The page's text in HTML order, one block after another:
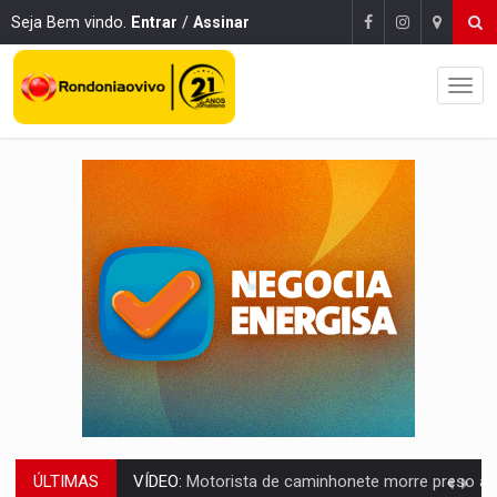
Seja Bem vindo. Entrar / Assinar
ÚLTIMAS VÍDEO: Motorista de caminhonete morre preso às ferragens em colisão